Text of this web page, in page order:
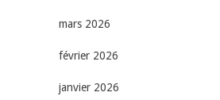
mars 2026
février 2026
janvier 2026